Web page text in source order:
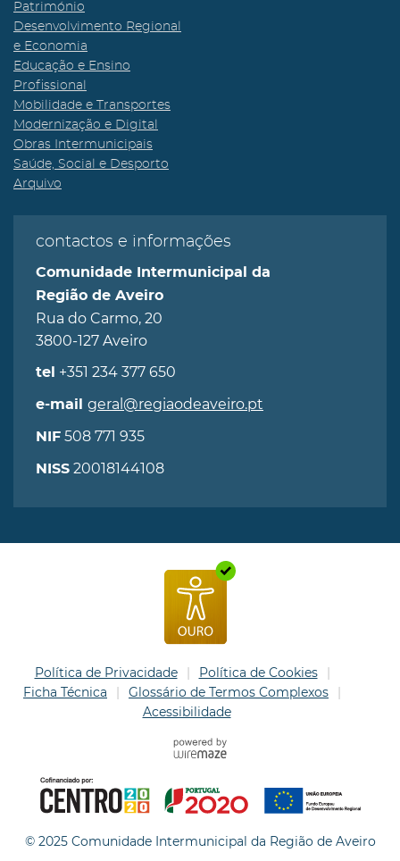
Património
Desenvolvimento Regional
e Economia
Educação e Ensino
Profissional
Mobilidade e Transportes
Modernização e Digital
Obras Intermunicipais
Saúde, Social e Desporto
Arquivo
contactos e informações
Comunidade Intermunicipal da
Região de Aveiro
Rua do Carmo, 20
3800-127 Aveiro
tel +351 234 377 650
e-mail geral@regiaodeaveiro.pt
NIF 508 771 935
NISS 20018144108
Política de Privacidade
Política de Cookies
Ficha Técnica
Glossário de Termos Complexos
Acessibilidade
© 2025 Comunidade Intermunicipal da Região de Aveiro